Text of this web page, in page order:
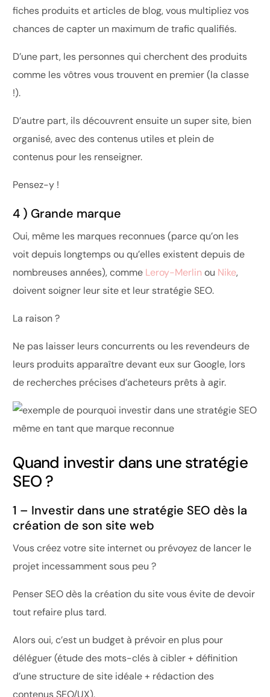
fiches produits et articles de blog, vous multipliez vos
chances de capter un maximum de trafic qualifiés.
D’une part, les personnes qui cherchent des produits
comme les vôtres vous trouvent en premier (la classe
!).
D’autre part, ils découvrent ensuite un super site, bien
organisé, avec des contenus utiles et plein de
contenus pour les renseigner.
Pensez-y !
4 ) Grande marque
Oui, même les marques reconnues (parce qu’on les
voit depuis longtemps ou qu’elles existent depuis de
nombreuses années), comme Leroy-Merlin ou Nike,
doivent soigner leur site et leur stratégie SEO.
La raison ?
Ne pas laisser leurs concurrents ou les revendeurs de
leurs produits apparaître devant eux sur Google, lors
de recherches précises d’acheteurs prêts à agir.
Quand investir dans une stratégie
SEO ?
1 – Investir dans une stratégie SEO dès la
création de son site web
Vous créez votre site internet ou prévoyez de lancer le
projet incessamment sous peu ?
Penser SEO dès la création du site vous évite de devoir
tout refaire plus tard.
Alors oui, c’est un budget à prévoir en plus pour
déléguer (étude des mots-clés à cibler + définition
d’une structure de site idéale + rédaction des
contenus SEO/UX).